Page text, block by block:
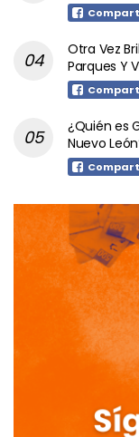
Otra Vez
Parques Y
¿Quién es
Nuevo